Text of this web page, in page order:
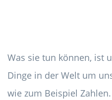
Was sie tun können, ist
Dinge in der Welt um
wie zum Beispiel